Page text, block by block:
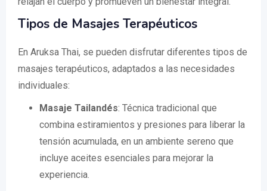
Tipos de Masajes Terapéuticos
En Aruksa Thai, se pueden disfrutar diferentes tipos de
masajes terapéuticos, adaptados a las necesidades
individuales:
Masaje Tailandés: Técnica tradicional que
combina estiramientos y presiones para liberar la
tensión acumulada, en un ambiente sereno que
incluye aceites esenciales para mejorar la
experiencia.